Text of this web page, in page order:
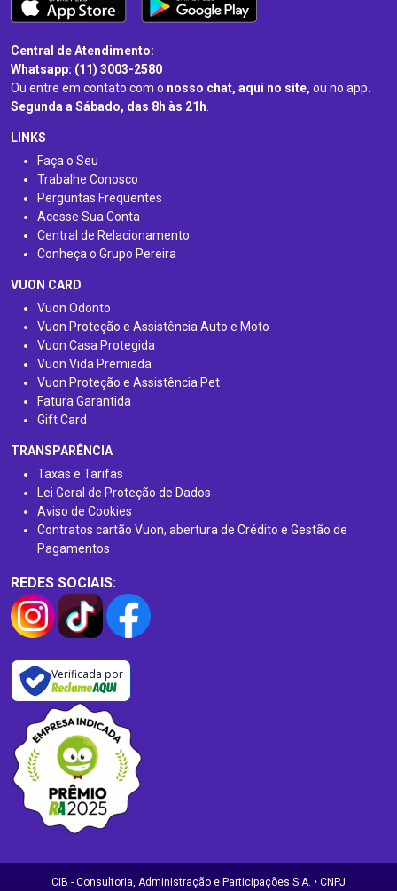
Central de Atendimento:
Whatsapp: (11) 3003-2580
Ou entre em contato com o nosso chat, aqui no site, ou no app.
Segunda a Sábado, das 8h às 21h.
LINKS
Faça o Seu
Trabalhe Conosco
Perguntas Frequentes
Acesse Sua Conta
Central de Relacionamento
Conheça o Grupo Pereira
VUON CARD
Vuon Odonto
Vuon Proteção e Assistência Auto e Moto
Vuon Casa Protegida
Vuon Vida Premiada
Vuon Proteção e Assistência Pet
Fatura Garantida
Gift Card
TRANSPARÊNCIA
Taxas e Tarifas
Lei Geral de Proteção de Dados
Aviso de Cookies
Contratos cartão Vuon, abertura de Crédito e Gestão de
Pagamentos
REDES SOCIAIS:
Verificada por
CIB - Consultoria, Administração e Participações S.A. • CNPJ